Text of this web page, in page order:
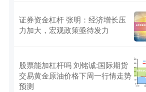
证券资金杠杆 张明：经济增长压
力加大，宏观政策亟待发力
股票能加杠杆吗 刘铭诚:国际期货
交易黄金原油价格下周一行情走势
预测